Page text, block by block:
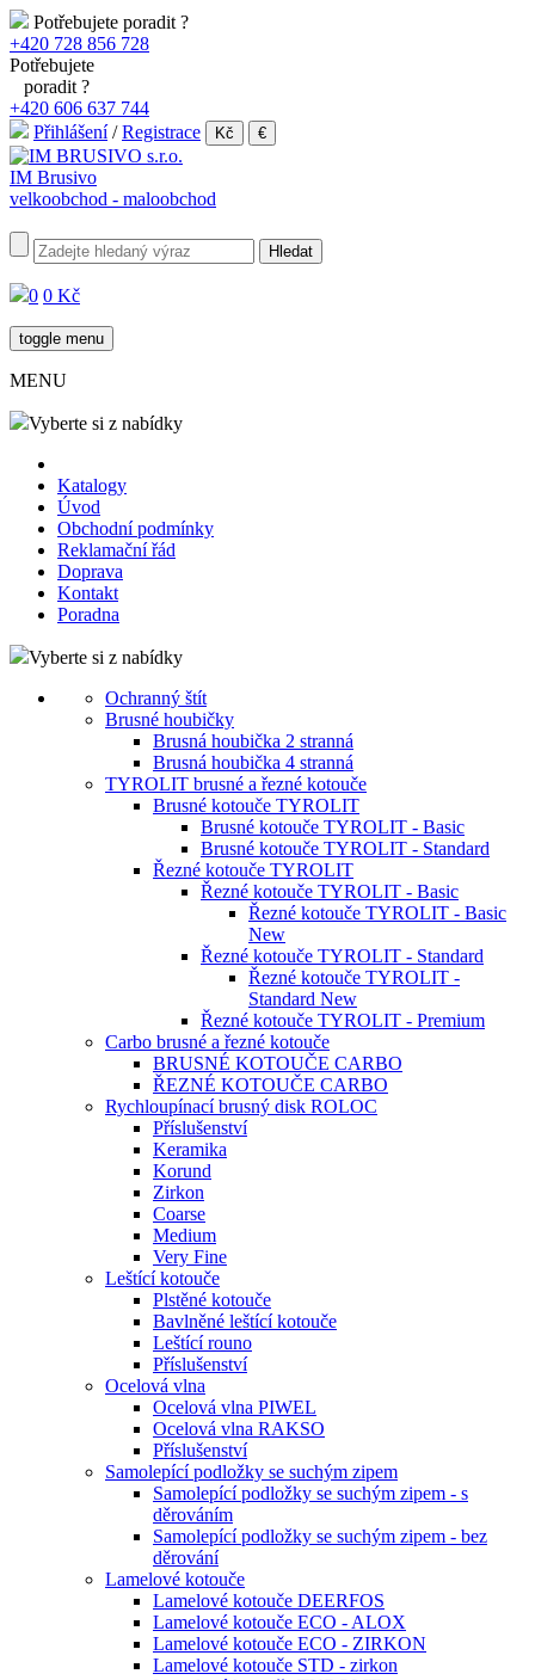
Potřebujete poradit ?
+420 728 856 728
Potřebujete
poradit ?
+420 606 637 744
Přihlášení/Registrace Kč €
IM Brusivo
velkoobchod - maloobchod
0 0 Kč
toggle menu
MENU
Vyberte si z nabídky
Katalogy
Úvod
Obchodní podmínky
Reklamační řád
Doprava
Kontakt
Poradna
Vyberte si z nabídky
Ochranný štít
Brusné houbičky
Brusná houbička 2 stranná
Brusná houbička 4 stranná
TYROLIT brusné a řezné kotouče
Brusné kotouče TYROLIT
Brusné kotouče TYROLIT - Basic
Brusné kotouče TYROLIT - Standard
Řezné kotouče TYROLIT
Řezné kotouče TYROLIT - Basic
Řezné kotouče TYROLIT - Basic
New
Řezné kotouče TYROLIT - Standard
Řezné kotouče TYROLIT -
Standard New
Řezné kotouče TYROLIT - Premium
Carbo brusné a řezné kotouče
BRUSNÉ KOTOUČE CARBO
ŘEZNÉ KOTOUČE CARBO
Rychloupínací brusný disk ROLOC
Příslušenství
Keramika
Korund
Zirkon
Coarse
Medium
Very Fine
Leštící kotouče
Plstěné kotouče
Bavlněné leštící kotouče
Leštící rouno
Příslušenství
Ocelová vlna
Ocelová vlna PIWEL
Ocelová vlna RAKSO
Příslušenství
Samolepící podložky se suchým zipem
Samolepící podložky se suchým zipem - s
děrováním
Samolepící podložky se suchým zipem - bez
děrování
Lamelové kotouče
Lamelové kotouče DEERFOS
Lamelové kotouče ECO - ALOX
Lamelové kotouče ECO - ZIRKON
Lamelové kotouče STD - zirkon